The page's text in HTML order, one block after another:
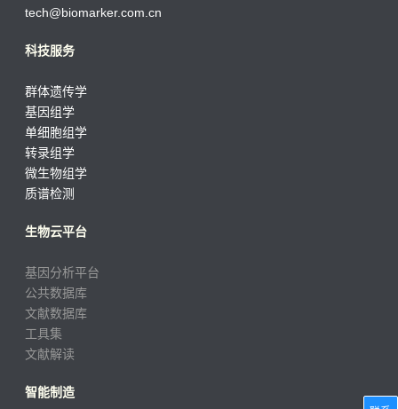
tech@biomarker.com.cn
科技服务
群体遗传学
基因组学
单细胞组学
转录组学
微生物组学
质谱检测
生物云平台
基因分析平台
公共数据库
文献数据库
工具集
文献解读
智能制造